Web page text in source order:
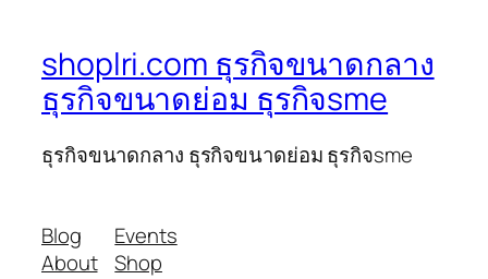
shoplri.com ธุรกิจขนาดกลาง
ธุรกิจขนาดย่อม ธุรกิจsme
ธุรกิจขนาดกลาง ธุรกิจขนาดย่อม ธุรกิจsme
Blog
About
Events
Shop